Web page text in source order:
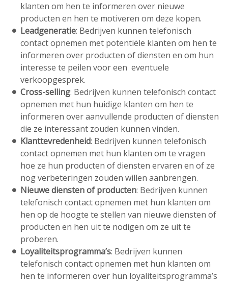
klanten om hen te informeren over nieuwe
producten en hen te motiveren om deze kopen.
Leadgeneratie: Bedrijven kunnen telefonisch
contact opnemen met potentiële klanten om hen te
informeren over producten of diensten en om hun
interesse te peilen voor een eventuele
verkoopgesprek.
Cross-selling: Bedrijven kunnen telefonisch contact
opnemen met hun huidige klanten om hen te
informeren over aanvullende producten of diensten
die ze interessant zouden kunnen vinden.
Klanttevredenheid: Bedrijven kunnen telefonisch
contact opnemen met hun klanten om te vragen
hoe ze hun producten of diensten ervaren en of ze
nog verbeteringen zouden willen aanbrengen.
Nieuwe diensten of producten: Bedrijven kunnen
telefonisch contact opnemen met hun klanten om
hen op de hoogte te stellen van nieuwe diensten of
producten en hen uit te nodigen om ze uit te
proberen.
Loyaliteitsprogramma’s: Bedrijven kunnen
telefonisch contact opnemen met hun klanten om
hen te informeren over hun loyaliteitsprogramma’s